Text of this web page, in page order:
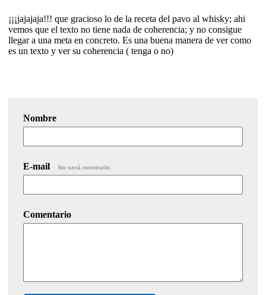
¡¡¡jajajaja!!! que gracioso lo de la receta del pavo al whisky; ahi
vemos que el texto no tiene nada de coherencia; y no consigue
llegar a una meta en concreto. Es una buena manera de ver como
es un texto y ver su coherencia ( tenga o no)
Nombre
E-mail No será mostrado.
Comentario